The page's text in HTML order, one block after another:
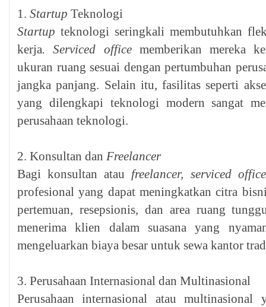
1. Startup Teknologi
Startup teknologi seringkali membutuhkan
kerja. Serviced office memberikan mereka
ukuran ruang sesuai dengan pertumbuhan
jangka panjang. Selain itu, fasilitas seperti
yang dilengkapi teknologi modern sangat
perusahaan teknologi.
2. Konsultan dan Freelancer
Bagi konsultan atau freelancer, serviced office
profesional yang dapat meningkatkan citra
pertemuan, resepsionis, dan area ruang
menerima klien dalam suasana yang
mengeluarkan biaya besar untuk sewa kantor
3. Perusahaan Internasional dan Multinasional
Perusahaan internasional atau